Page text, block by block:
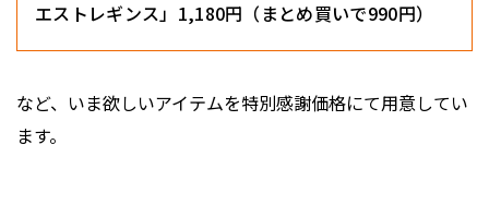
エストレギンス」1,180円（まとめ買いで990円）
など、いま欲しいアイテムを特別感謝価格にて用意してい
ます。